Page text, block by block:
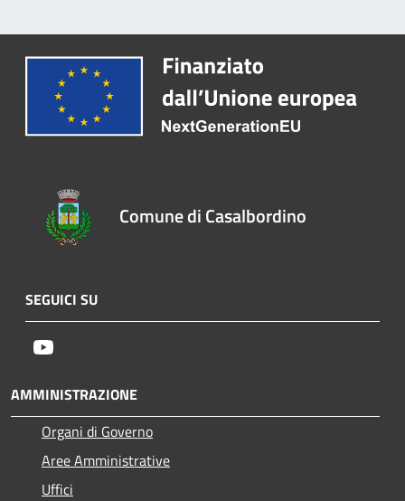
Comune di Casalbordino
SEGUICI SU
AMMINISTRAZIONE
Organi di Governo
Aree Amministrative
Uffici